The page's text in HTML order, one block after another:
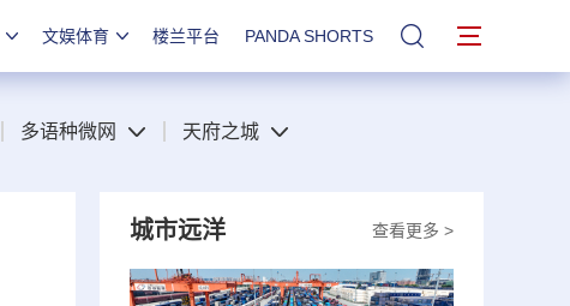
文娱体育 楼兰平台 PANDA SHORTS 站内搜索
多语种微网 天府之城
查看更多 >
城市远洋